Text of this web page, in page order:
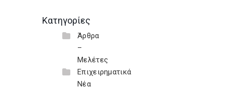
Κατηγορίες
Άρθρα
–
Μελέτες
Επιχειρηματικά
Νέα